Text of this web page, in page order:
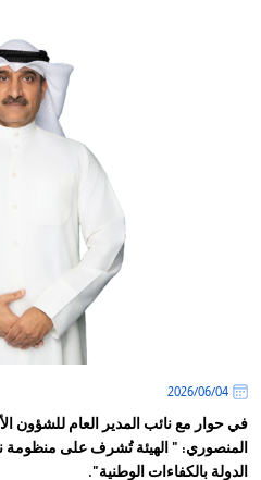
04‏/06‏/2026
في حوار مع نائب المدير العام للشؤون
المنصوري: " الهيئة تُشرف على
الدولة بالكفاءات الوطنية".